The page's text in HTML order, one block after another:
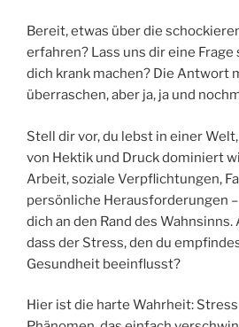
Bereit, etwas über die
erfahren? Lass uns dir eine
dich krank machen? Die Antwort
überraschen, aber ja, ja und
Stell dir vor, du lebst in einer
von Hektik und Druck dominiert
Arbeit, soziale Verpflichtungen,
persönliche Herausforderungen
dich an den Rand des
dass der Stress, den du
Gesundheit beeinflusst?
Hier ist die harte Wahrheit: